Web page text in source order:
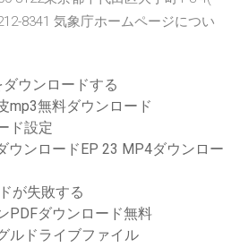
8341 気象庁ホームページについ
ウンロードする
mp3無料ダウンロード
ド設定
ウンロードEP 23 MP4ダウンロー
が失敗する
PDFダウンロード無料
ルドライブファイル